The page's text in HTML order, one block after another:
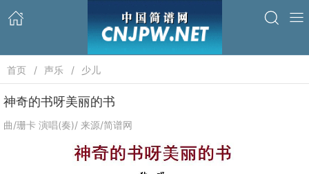
首页 声乐 少儿
神奇的书呀美丽的书
曲/珊卡 演唱(奏)/ 来源/简谱网